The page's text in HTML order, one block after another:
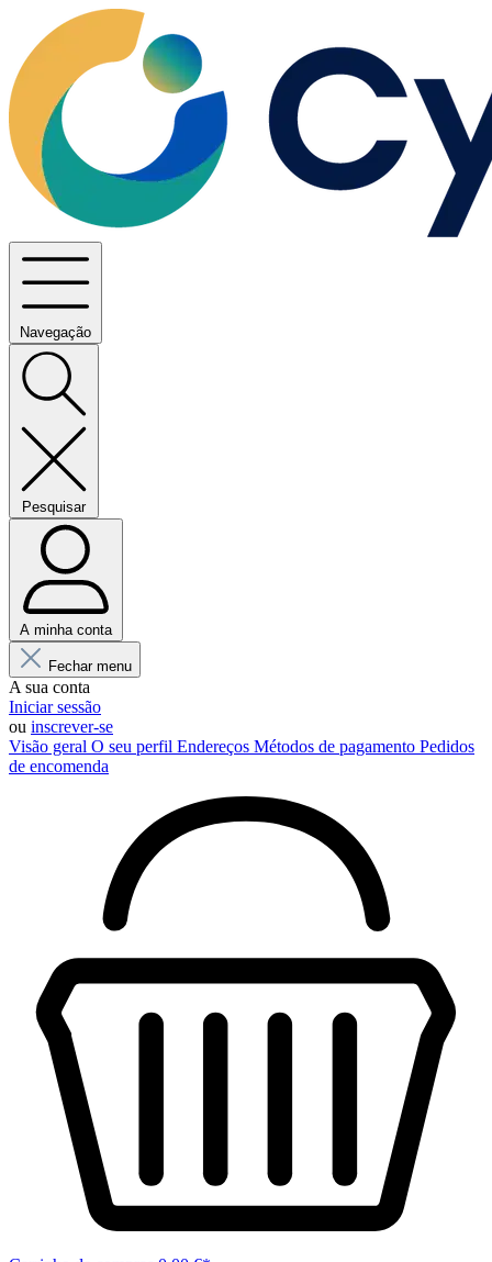
Navegação
Pesquisar
A minha conta
Fechar menu
A sua conta
Iniciar sessão
ou inscrever-se
Visão geral O seu perfil Endereços Métodos de pagamento Pedidos
de encomenda